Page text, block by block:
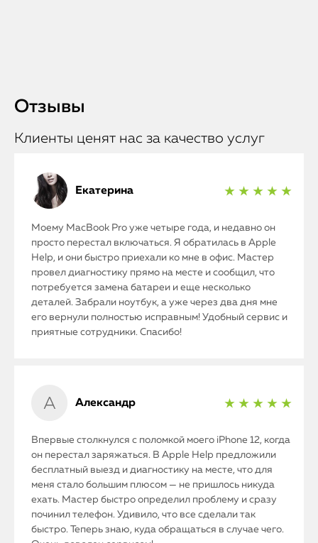
Отзывы
Клиенты ценят нас за качество услуг
Екатерина ★ ★ ★ ★ ★
Моему MacBook Pro уже четыре года, и недавно он
просто перестал включаться. Я обратилась в Apple
Help, и они быстро приехали ко мне в офис. Мастер
провел диагностику прямо на месте и сообщил, что
потребуется замена батареи и еще несколько
деталей. Забрали ноутбук, а уже через два дня мне
его вернули полностью исправным! Удобный сервис и
приятные сотрудники. Спасибо!
Александр ★ ★ ★ ★ ★
Впервые столкнулся с поломкой моего iPhone 12, когда
он перестал заряжаться. В Apple Help предложили
бесплатный выезд и диагностику на месте, что для
меня стало большим плюсом — не пришлось никуда
ехать. Мастер быстро определил проблему и сразу
починил телефон. Удивило, что все сделали так
быстро. Теперь знаю, куда обращаться в случае чего.